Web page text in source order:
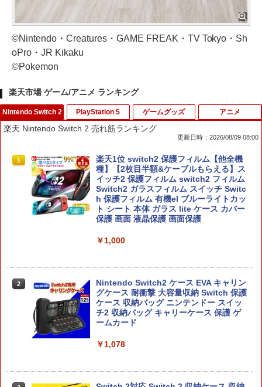
©Nintendo・Creatures・GAME FREAK・TV Tokyo・Sh
oPro・JR Kikaku
©Pokemon
楽天市場 ゲーム/アニメ ランキング
Nintendo Switch 2
楽天 Nintendo Switch 2 売れ筋ランキング
更新日時：2026/08/09 08:00
1
楽天1位 switch2 保護フィルム【他全機
種】【2枚目半額&ケーブルもらえる】ス
イッチ2 保護フィルム switch2 フィルム
Switch2 ガラスフィルム スイッチ Switc
h 保護フィルム 有機el ブルーライトカッ
ト シート 本体 ガラス lite ケース カバー
保護 画面 液晶保護 画面保護
￥1,000
2
Nintendo Switch2 ケース EVA キャリン
グケース 耐衝撃 大容量収納 Switch 保護
ケース 収納バッグ ニンテンドー スイッ
チ2 収納バッグ キャリーケース 保護 ゲ
ームカード
￥1,078
PlayStation 5 ゲームグッズ アニメ